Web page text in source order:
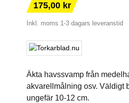
175,00 kr
Inkl. moms 1-3 dagars leveranstid
Äkta havssvamp från
akvarellmålning osv. Väldigt
ungefär 10-12 cm.